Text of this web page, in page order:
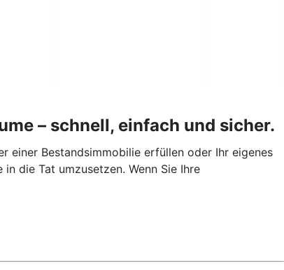
– schnell, einfach und sicher.
einer Bestandsimmobilie erfüllen oder Ihr eigenes
die Tat umzusetzen. Wenn Sie Ihre